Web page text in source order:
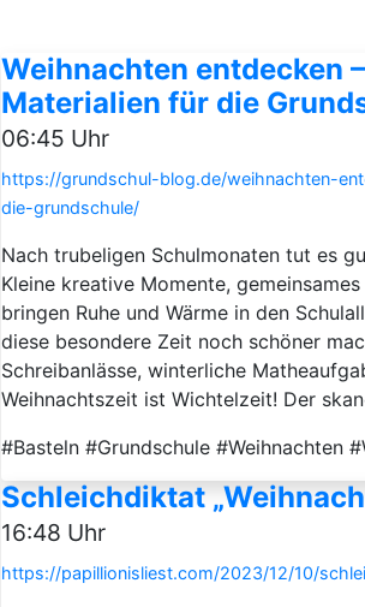
Weihnachten entdecken
Materialien für die
06:45 Uhr
https://grundschul-blog.de/weihnachten-
die-grundschule/
Nach trubeligen Schulmonaten tut es
Kleine kreative Momente,
bringen Ruhe und Wärme in den
diese besondere Zeit noch schöner
Schreibanlässe, winterliche
Weihnachtszeit ist Wichtelzeit! Der
#Basteln #Grundschule #Weihnachten
Schleichdiktat
16:48 Uhr
https://papillionisliest.com/2023/12/10/